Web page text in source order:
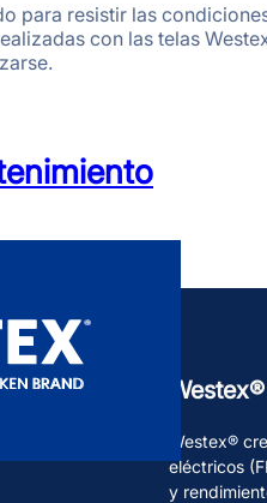
para resistir las
con las telas
Westex®
Westex®
eléctricos
y